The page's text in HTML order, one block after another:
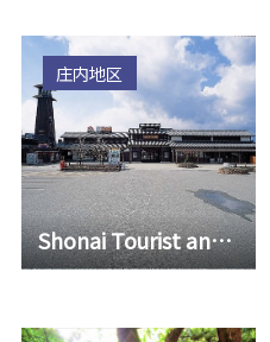
Shonai Tourist and Local Products Center
庄内地区